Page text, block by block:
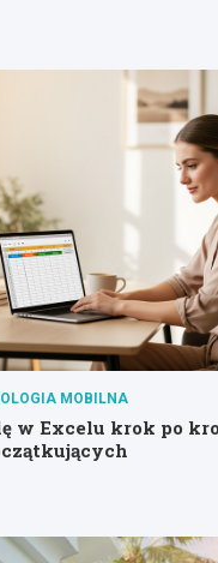
MOBILNA
w Excelu krok po